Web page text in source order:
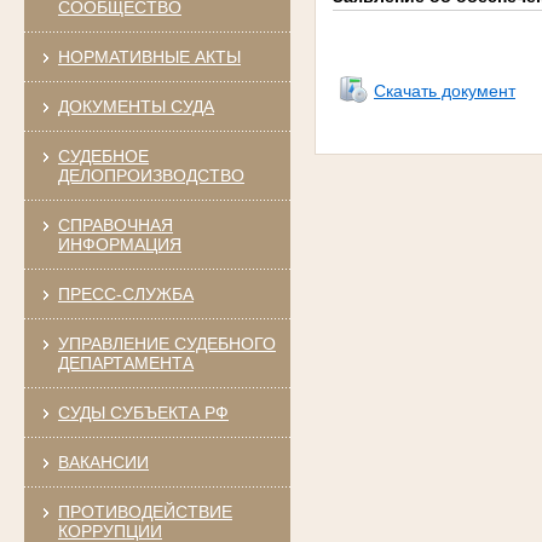
СООБЩЕСТВО
НОРМАТИВНЫЕ АКТЫ
ДОКУМЕНТЫ СУДА
СУДЕБНОЕ
ДЕЛОПРОИЗВОДСТВО
СПРАВОЧНАЯ
ИНФОРМАЦИЯ
ПРЕСС-СЛУЖБА
УПРАВЛЕНИЕ СУДЕБНОГО
ДЕПАРТАМЕНТА
СУДЫ СУБЪЕКТА РФ
ВАКАНСИИ
ПРОТИВОДЕЙСТВИЕ
КОРРУПЦИИ
Скачать документ